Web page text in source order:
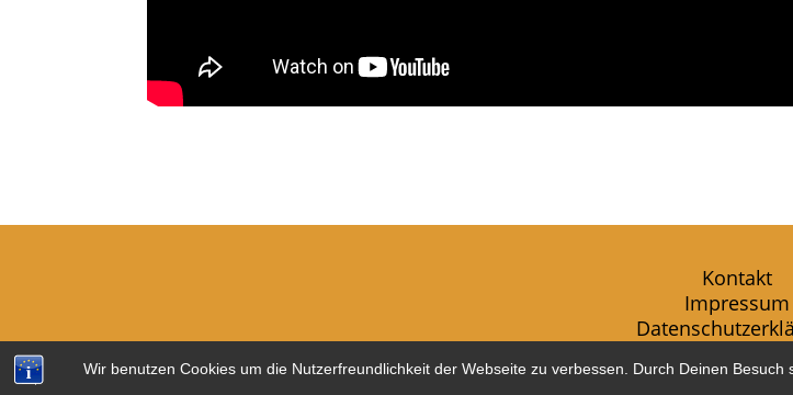
Wir benutzen Cookies um die Nutzerfreundlichkeit der Webseite zu verbessen. Durch Deinen Besuch
Kontakt
Impressum